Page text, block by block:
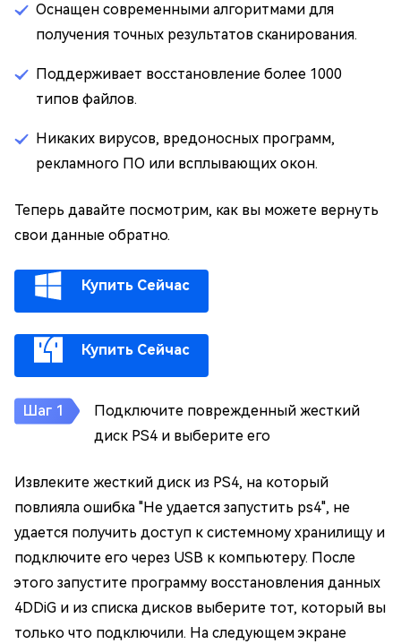
Оснащен современными алгоритмами для
получения точных результатов сканирования.
Поддерживает восстановление более 1000
типов файлов.
Никаких вирусов, вредоносных программ,
рекламного ПО или всплывающих окон.
Теперь давайте посмотрим, как вы можете вернуть
свои данные обратно.
Купить Сейчас
Купить Сейчас
Подключите поврежденный жесткий
диск PS4 и выберите его
Извлеките жесткий диск из PS4, на который
повлияла ошибка "Не удается запустить ps4", не
удается получить доступ к системному хранилищу и
подключите его через USB к компьютеру. После
этого запустите программу восстановления данных
4DDiG и из списка дисков выберите тот, который вы
только что подключили. На следующем экране